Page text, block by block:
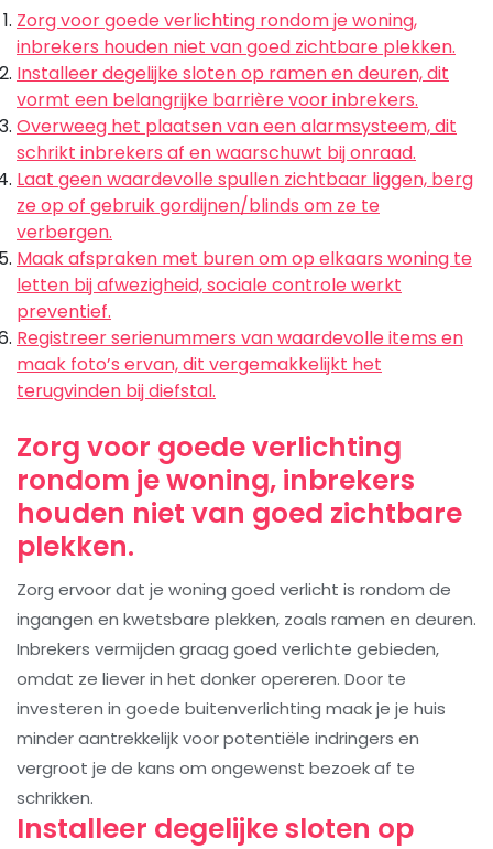
Zorg voor goede verlichting rondom je woning,
inbrekers houden niet van goed zichtbare plekken.
Installeer degelijke sloten op ramen en deuren, dit
vormt een belangrijke barrière voor inbrekers.
Overweeg het plaatsen van een alarmsysteem, dit
schrikt inbrekers af en waarschuwt bij onraad.
Laat geen waardevolle spullen zichtbaar liggen, berg
ze op of gebruik gordijnen/blinds om ze te
verbergen.
Maak afspraken met buren om op elkaars woning te
letten bij afwezigheid, sociale controle werkt
preventief.
Registreer serienummers van waardevolle items en
maak foto’s ervan, dit vergemakkelijkt het
terugvinden bij diefstal.
Zorg voor goede verlichting
rondom je woning, inbrekers
houden niet van goed zichtbare
plekken.
Zorg ervoor dat je woning goed verlicht is rondom de
ingangen en kwetsbare plekken, zoals ramen en deuren.
Inbrekers vermijden graag goed verlichte gebieden,
omdat ze liever in het donker opereren. Door te
investeren in goede buitenverlichting maak je je huis
minder aantrekkelijk voor potentiële indringers en
vergroot je de kans om ongewenst bezoek af te
schrikken.
Installeer degelijke sloten op